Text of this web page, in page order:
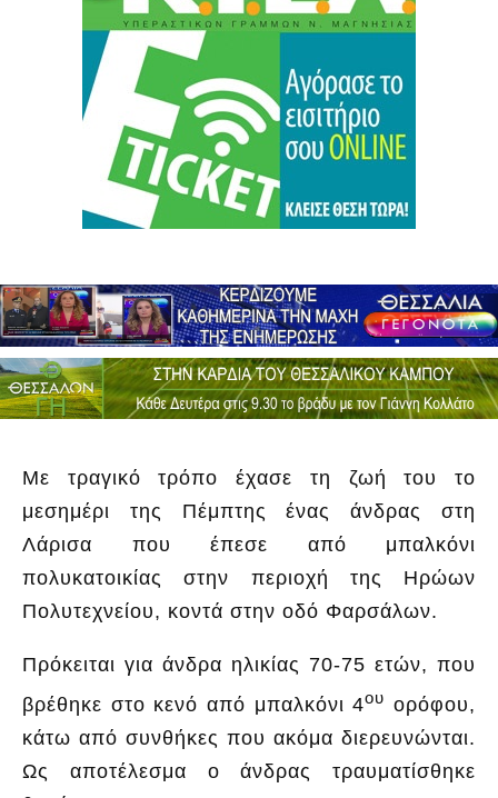
Με τραγικό τρόπο έχασε τη ζωή του το
μεσημέρι της Πέμπτης ένας άνδρας στη
Λάρισα που έπεσε από μπαλκόνι
πολυκατοικίας στην περιοχή της Ηρώων
Πολυτεχνείου, κοντά στην οδό Φαρσάλων.
Πρόκειται για άνδρα ηλικίας 70-75 ετών, που
βρέθηκε στο κενό από μπαλκόνι 4ου ορόφου,
κάτω από συνθήκες που ακόμα διερευνώνται.
Ως αποτέλεσμα ο άνδρας τραυματίσθηκε